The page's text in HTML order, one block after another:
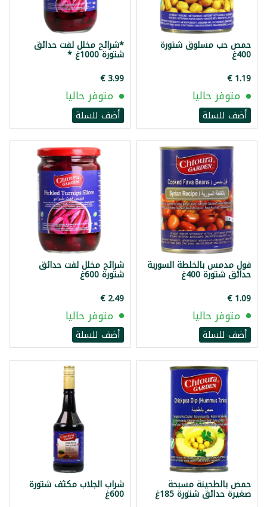
حمص حب مسلوق شتورة
400غ
متوفر حاليا
أضف للسلة
*شرائح مخلل لفت حدائق
شتورة 1000غ *
متوفر حاليا
أضف للسلة
فول مدمس بالخلطة السورية
حدائق شتورة 400غ
متوفر حاليا
أضف للسلة
شرائح مخلل لفت حدائق
شتورة 600غ
متوفر حاليا
أضف للسلة
حمص بالطحينة مسبحة
صغيرة حدائق شتورة 185غ
شراب الجلاب مكثف شتورة
600غ